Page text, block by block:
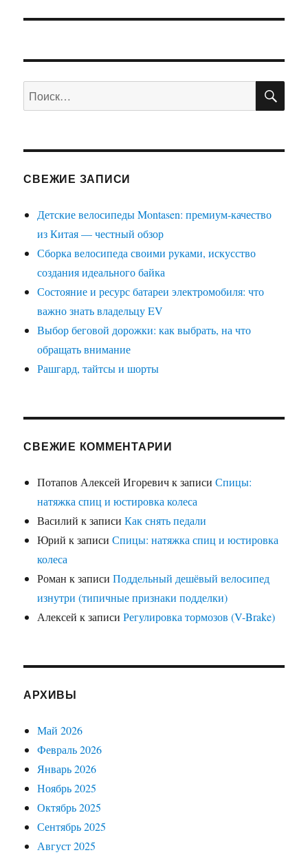
Искать:
СВЕЖИЕ ЗАПИСИ
Детские велосипеды Montasen: премиум-качество
из Китая — честный обзор
Сборка велосипеда своими руками, искусство
создания идеального байка
Состояние и ресурс батареи электромобиля: что
важно знать владельцу EV
Выбор беговой дорожки: как выбрать, на что
обращать внимание
Рашгард, тайтсы и шорты
СВЕЖИЕ КОММЕНТАРИИ
Потапов Алексей Игоревичк записиСпицы:
натяжка спиц и юстировка колеса
Василий к записиКак снять педали
Юрий к записиСпицы: натяжка спиц и юстировка
колеса
Роман к записиПоддельный дешёвый велосипед
изнутри (типичные признаки подделки)
Алексей к записиРегулировка тормозов (V-Brake)
АРХИВЫ
Май 2026
Февраль 2026
Январь 2026
Ноябрь 2025
Октябрь 2025
Сентябрь 2025
Август 2025